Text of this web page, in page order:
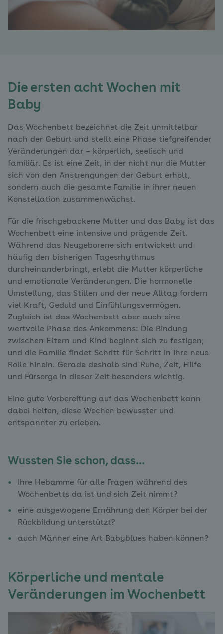
Die ersten acht Wochen mit
Baby
Das Wochenbett bezeichnet die Zeit unmittelbar
nach der Geburt und stellt eine Phase tiefgreifender
Veränderungen dar – körperlich, seelisch und
familiär. Es ist eine Zeit, in der nicht nur die Mutter
sich von den Anstrengungen der Geburt erholt,
sondern auch die gesamte Familie in ihrer neuen
Konstellation zusammenwächst.
Für die frischgebackene Mutter und das Baby ist das
Wochenbett eine intensive und prägende Zeit.
Während das Neugeborene sich entwickelt und
häufig den bisherigen Tagesrhythmus
durcheinanderbringt, erlebt die Mutter körperliche
und emotionale Veränderungen. Die hormonelle
Umstellung, das Stillen und der neue Alltag fordern
viel Kraft, Geduld und Einfühlungsvermögen.
Zugleich ist das Wochenbett aber auch eine
wertvolle Phase des Ankommens: Die Bindung
zwischen Eltern und Kind beginnt sich zu festigen,
und die Familie findet Schritt für Schritt in ihre neue
Rolle hinein. Gerade deshalb sind Ruhe, Zeit, Hilfe
und Fürsorge in dieser Zeit besonders wichtig.
Eine gute Vorbereitung auf das Wochenbett kann
dabei helfen, diese Wochen bewusster und
entspannter zu erleben.
Wussten Sie schon, dass…
Ihre Hebamme für alle Fragen während des
Wochenbetts da ist und sich Zeit nimmt?
eine ausgewogene Ernährung den Körper bei der
Rückbildung unterstützt?
auch Männer eine Art Babyblues haben können?
Körperliche und mentale
Veränderungen im Wochenbett